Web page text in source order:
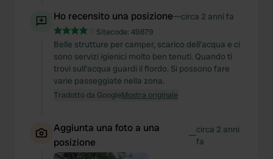
Ho recensito una posizione—circa 2 anni fa
Sitecode: 49879
Belle strutture per camper, scarico dell'acqua e ci
sono servizi igienici molto ben tenuti. Quando ti
trovi sull'acqua guardi il fiordo. Si possono fare
varie passeggiate nella zona.
Tradotto da GoogleMostra originale
Aggiunta una foto a una
posizione
—circa 2 anni
fa